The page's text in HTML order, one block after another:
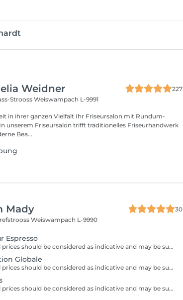
Weidner
227
StroossWeiswampach L-9991
ganzen Vielfalt Ihr Friseursalon mit Rundum-
Bea...
Mady
30
Weiswampach L-9990
Espresso
Note: all prices should be considered as indicative and may be subject to change based on the type, duration and complexity of the service that is provided to you on site.
Globale
Note: all prices should be considered as indicative and may be subject to change based on the type, duration and complexity of the service that is provided to you on site.
Note: all prices should be considered as indicative and may be subject to change based on the type, duration and complexity of the service that is provided to you on site.